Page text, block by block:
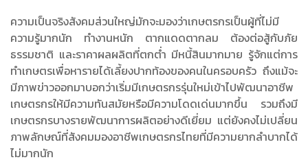
ความเป็นจริงสังคมส่วนใหญ่มักจะมองว่าเกษตรกรเป็นผู้ที่ไม่มี
ความรู้มากนัก ทำงานหนัก ตากแดดตากลม ต้องต่อสู้กับภัย
ธรรมชาติ และราคาผลผลิตที่ตกต่ำ มีหนี้สินมากมาย รู้จักแต่การ
ทำเกษตรเพื่อหารายได้เลี้ยงปากท้องของคนในครอบครัว ถึงแม้จะ
มีภาพข่าวออกมาบอกว่าเริ่มมีเกษตรกรรุ่นใหม่เข้าไปพัฒนาอาชีพ
เกษตรกรให้มีความทันสมัยหรือมีความโดดเด่นมากขึ้น รวมถึงมี
เกษตรกรบางรายพัฒนาการผลิตอย่างดีเยี่ยม แต่ยังคงไม่เปลี่ยน
ภาพลักษณ์ที่สังคมมองอาชีพเกษตรกรไทยที่มีความยากลำบากได้
ไม่มากนัก